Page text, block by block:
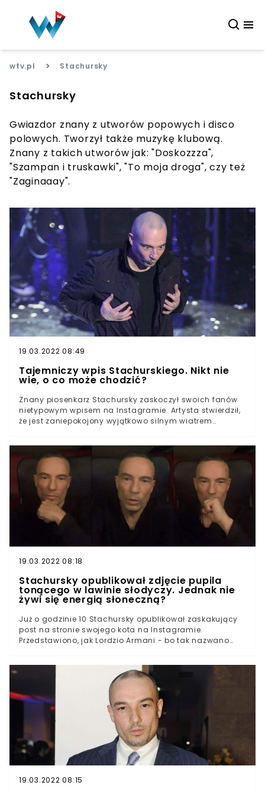
wtv.pl > Stachursky
Stachursky
Gwiazdor znany z utworów popowych i disco
polowych. Tworzył także muzykę klubową.
Znany z takich utworów jak: "Doskozzza",
"Szampan i truskawki", "To moja droga", czy też
"Zaginaaay".
19.03.2022 08:49
Tajemniczy wpis Stachurskiego. Nikt nie
wie, o co może chodzić?
Znany piosenkarz Stachursky zaskoczył swoich fanów
nietypowym wpisem na Instagramie. Artysta stwierdził,
że jest zaniepokojony wyjątkowo silnym wiatrem
19.03.2022 08:18
Stachursky opublikował zdjęcie pupila
tonącego w lawinie słodyczy. Jednak nie
żywi się energią słoneczną?
Już o godzinie 10 Stachursky opublikował zaskakujący
post na stronie swojego kota na Instagramie.
Przedstawiono, jak Lordzio Armani - bo tak nazwano
batonów. "Słodka niedziela" - skomentował wpis,
pozostawiając wiele niedopowiedzeń. Uroda
czworonoga przysłoniła czujność fanów wokalisty. "Oj
jaki kotek rozpieszczony, aż mu zazdroszczę" - wskazała
internautka. Wyświetl ten post na Instagramie.Post
udostępniony przez Lordzio Armani (@lordzioarmani)
19.03.2022 08:15